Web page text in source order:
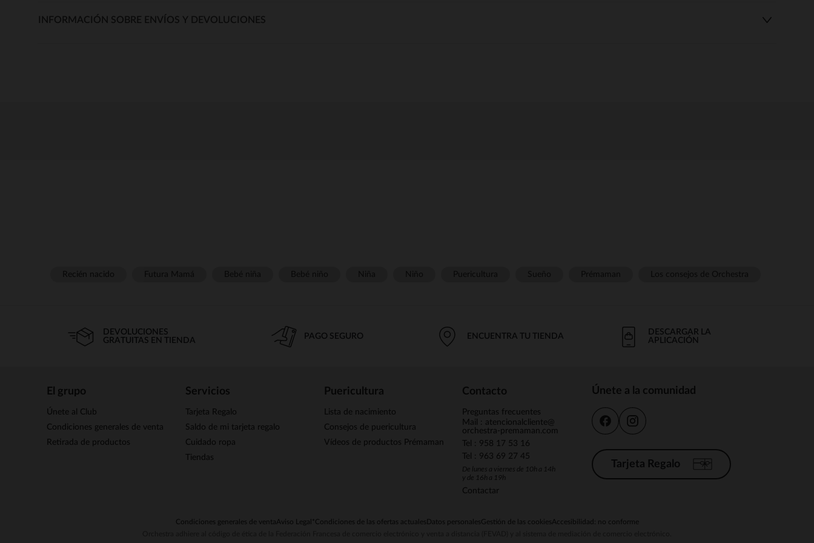
INFORMACIÓN SOBRE ENVÍOS Y DEVOLUCIONES
DEVOLUCIONES
GRATUITAS EN TIENDA
PAGO SEGURO ENCUENTRA TU TIENDA
DESCARGAR LA
APLICACIÓN
El grupo
Únete al Club
Condiciones generales de venta
Retirada de productos
Servicios
Tarjeta Regalo
Saldo de mi tarjeta regalo
Cuidado ropa
Tiendas
Puericultura
Lista de nacimiento
Consejos de puericultura
Vídeos de productos Prémaman
Contacto
Preguntas frecuentes
Mail : atencionalcliente@
orchestra-premaman.com
Tel : 958 17 53 16
Tel : 963 69 27 45
De lunes a viernes de 10h a 14h
y de 16h a 19h
Contactar
Únete a la comunidad
Tarjeta Regalo
Condiciones generales de ventaAviso Legal *Condiciones de las ofertas actuales Datos personalesGestión de las cookiesAccesibilidad: no conforme